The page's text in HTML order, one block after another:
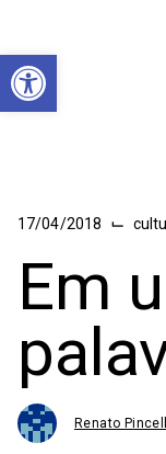
Abrir a
17/04/2018 ⌙
Em
Renato